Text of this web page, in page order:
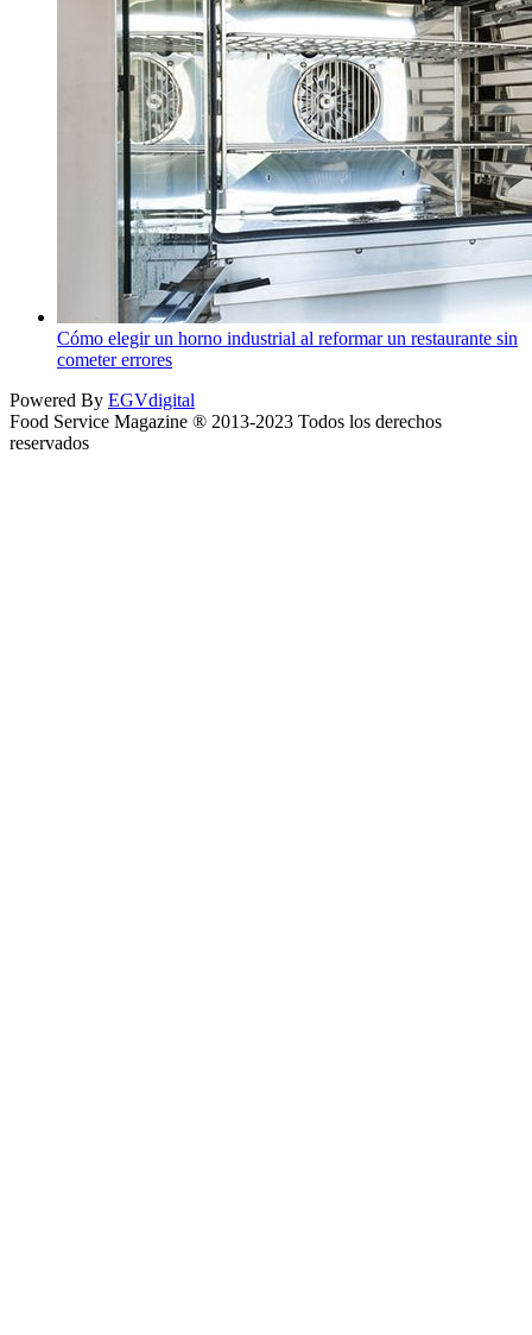
Cómo elegir un horno industrial al reformar un restaurante sin
cometer errores
Powered By EGVdigital
Food Service Magazine ® 2013-2023 Todos los derechos
reservados